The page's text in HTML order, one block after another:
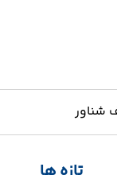
شناور